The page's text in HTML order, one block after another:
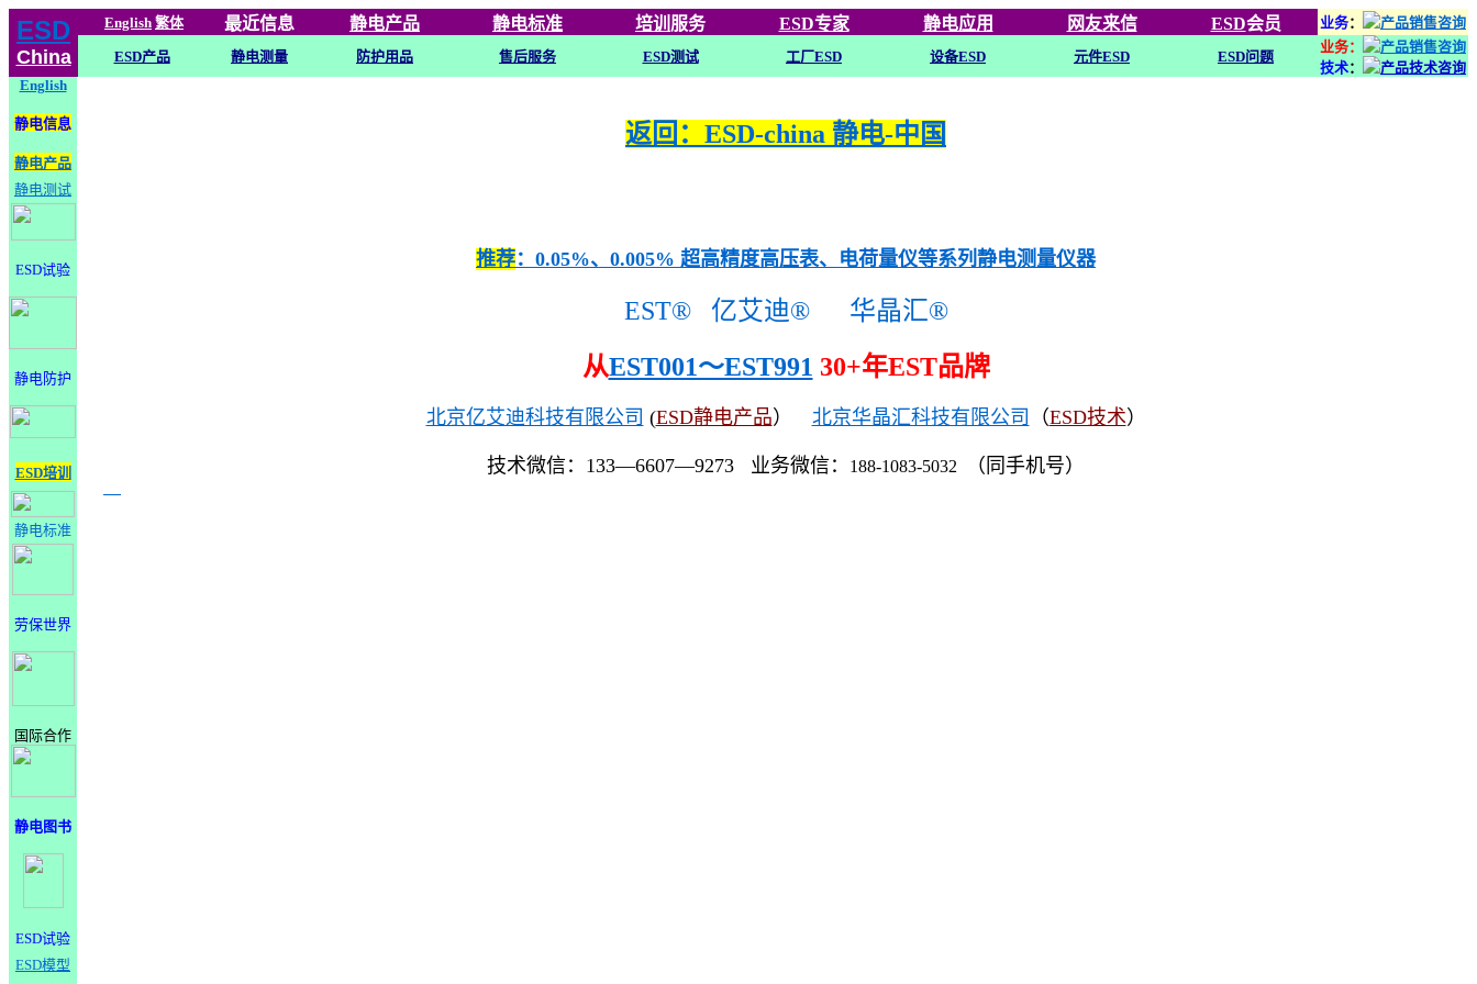
ESD
China
English 繁体 最近信息 静电产品 静电标准 培训 服务 ESD专家 静电应用 网友来信 ESD会员 业务：
ESD产品 静电测量 防护用品 售后服务 ESD测试 工厂ESD 设备ESD 元件ESD ESD问题
业务：
技术：
English
静电信息
静电产品
静电测试
ESD试验
静电防护
ESD培训
静电标准
劳保世界
国际合作
静电图书
ESD试验
ESD模型
返回：ESD-china 静电-中国
推荐：0.05%、0.005% 超高精度高压表、电荷量仪等系列静电测量仪器
EST® 亿艾迪®
华晶汇®
从EST001～EST991 30+年EST品牌
北京亿艾迪科技有限公司 (ESD静电产品） 北京华晶汇科技有限公司 （ESD技术）
技术微信：133—6607—9273 业务微信： 188-1083-5032 （同手机号）